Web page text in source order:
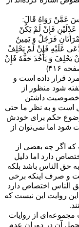
عَمَّنْ رَوَاهُ قَالَ:
عَدْلَيْنِ فَإِنْ لَمْ يَكُنْ
فَرَجُلٌ وَ يَمِينُ
عَلَيْهِ فَإِنْ لَمْ يَحْلِفْ
يَحْلِفَ وَ يَأْخُذَ حَقَّهُ فَإِنْ
قرار داده است و
شود منظور از
داشتن
است و به نظر ما حتی
حکم برای خودش
اما نمی‌توان از
که اگر چه بعضی از
دارد اما دلیل
حق الناس باشد بلکه
و صرف اینکه برخی
الناس اختصاص دارد
روایت این نیست که
مجموعه‌ای از روایات
آن در دوران عدم